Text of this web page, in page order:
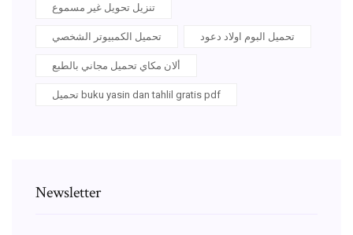
تنزيل تحويل غير مسموع
تحميل الكمبيوتر الشخصي تحميل البوم اولاد دعود
ألان مكاي تحميل مجاني بالطبع
تحميل buku yasin dan tahlil gratis pdf
Newsletter